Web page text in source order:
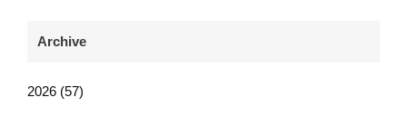
Archive
2026 (57)